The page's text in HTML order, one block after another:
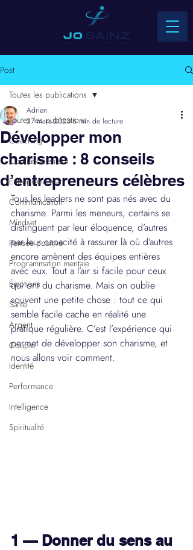
Post
Toutes les publications
Coaching
Confiance en soi
Entrepreneuriat
Communication
Mindset
Pensée positive
Programmation mentale
Émotions
Santé
Argent
Couple
Identité
Performance
Intelligence
Spiritualité
Toutes les publications
Développer mon
charisme : 8 conseils
d’entrepreneurs célèbres
Adrien
27 mars 20236 min de lecture
Tous les leaders ne sont pas nés avec du
charisme. Parmi les meneurs, certains se
distinguent par leur éloquence, d’autres
par leur capacité à rassurer là où d’autres
encore amènent des équipes entières
avec eux. Tout a l’air si facile pour ceux
qui ont du charisme. Mais on oublie
souvent une petite chose : tout ce qui
semble facile cache en réalité une
pratique régulière. C’est l’expérience qui
permet de développer son charisme, et
nous allons voir comment.
1 — Donner du sens au